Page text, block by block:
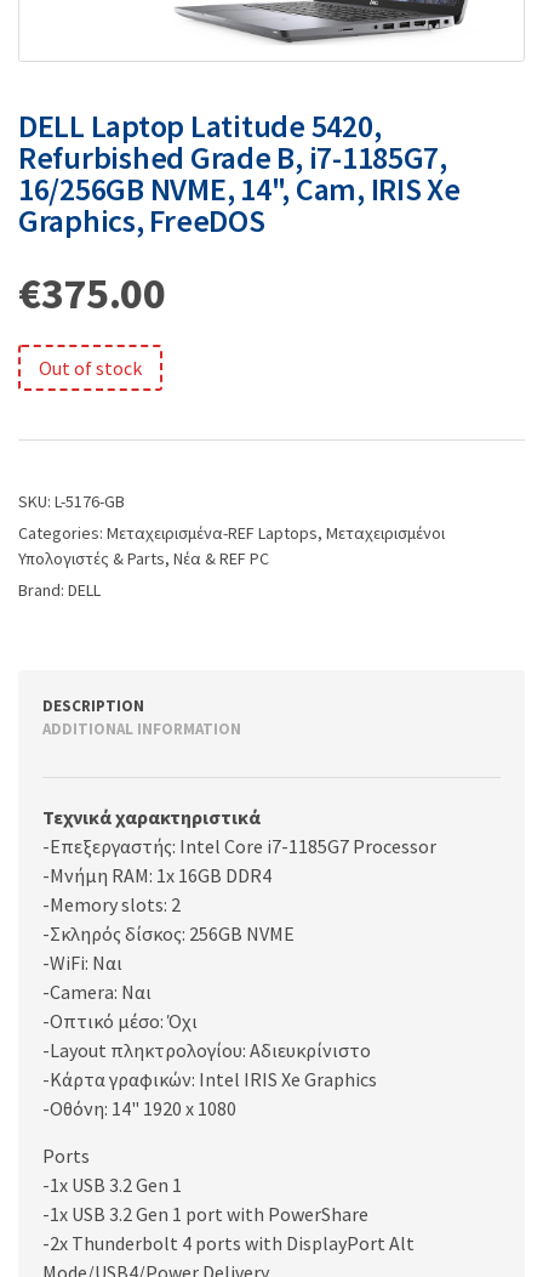
DELL Laptop Latitude 5420,
Refurbished Grade B, i7-1185G7,
16/256GB NVME, 14", Cam, IRIS Xe
Graphics, FreeDOS
€375.00
Out of stock
SKU: L-5176-GB
Categories: Μεταχειρισμένα-REF Laptops, Μεταχειρισμένοι
Υπολογιστές & Parts, Νέα & REF PC
Brand: DELL
DESCRIPTION
ADDITIONAL INFORMATION
Τεχνικά χαρακτηριστικά
-Επεξεργαστής: Intel Core i7-1185G7 Processor
-Μνήμη RAM: 1x 16GB DDR4
-Memory slots: 2
-Σκληρός δίσκος: 256GB NVME
-WiFi: Ναι
-Camera: Ναι
-Οπτικό μέσο: Όχι
-Layout πληκτρολογίου: Αδιευκρίνιστo
-Κάρτα γραφικών: Intel IRIS Xe Graphics
-Οθόνη: 14" 1920 x 1080
Ports
-1x USB 3.2 Gen 1
-1x USB 3.2 Gen 1 port with PowerShare
-2x Thunderbolt 4 ports with DisplayPort Alt
Mode/USB4/Power Delivery